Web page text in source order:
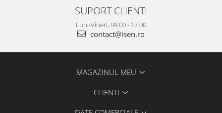
SUPORT CLIENTI
Luni-Vineri, 09.00 - 17.00
contact@isen.ro
MAGAZINUL MEU
CLIENTI